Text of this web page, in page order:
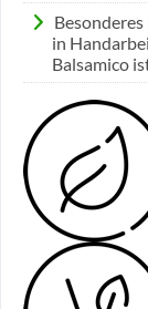
in
Balsamico